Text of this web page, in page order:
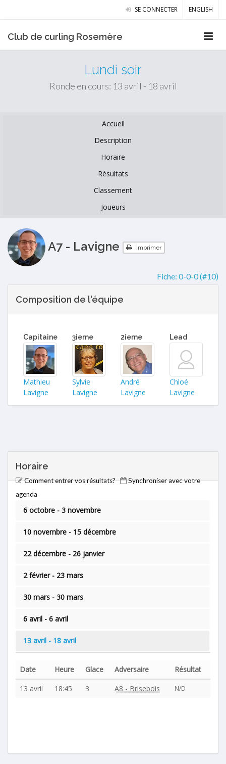
SE CONNECTER ENGLISH
Club de curling Rosemère
Lundi soir
Ronde en cours: 13 avril - 18 avril
Accueil
Description
Horaire
Résultats
Classement
Joueurs
A7 - Lavigne Imprimer
Fiche: 0-0-0 (#10)
Composition de l'équipe
Capitaine
Mathieu
Lavigne
3ieme
Sylvie
Lavigne
2ieme
André
Lavigne
Lead
Chloé
Lavigne
Horaire
Comment entrer vos résultats?
Synchroniser avec votre
agenda
6 octobre - 3 novembre
10 novembre - 15 décembre
22 décembre - 26 janvier
2 février - 23 mars
30 mars - 30 mars
6 avril - 6 avril
13 avril - 18 avril
Date Heure Glace Adversaire
Résultat
13 avril
18:45 3 A8 - Brisebois N/D